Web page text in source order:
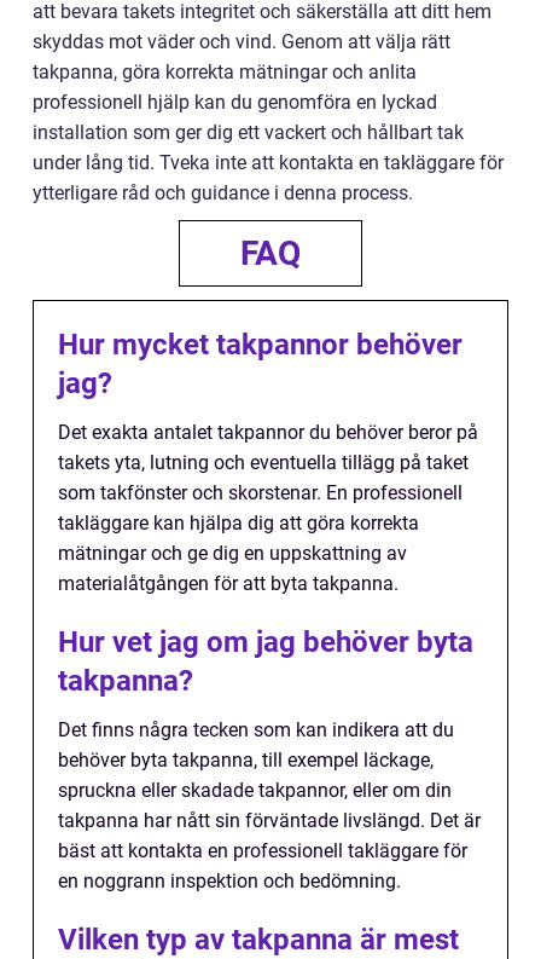
att bevara takets integritet och säkerställa att ditt hem
skyddas mot väder och vind. Genom att välja rätt
takpanna, göra korrekta mätningar och anlita
professionell hjälp kan du genomföra en lyckad
installation som ger dig ett vackert och hållbart tak
under lång tid. Tveka inte att kontakta en takläggare för
ytterligare råd och guidance i denna process.
FAQ
Hur mycket takpannor behöver
jag?
Det exakta antalet takpannor du behöver beror på
takets yta, lutning och eventuella tillägg på taket
som takfönster och skorstenar. En professionell
takläggare kan hjälpa dig att göra korrekta
mätningar och ge dig en uppskattning av
materialåtgången för att byta takpanna.
Hur vet jag om jag behöver byta
takpanna?
Det finns några tecken som kan indikera att du
behöver byta takpanna, till exempel läckage,
spruckna eller skadade takpannor, eller om din
takpanna har nått sin förväntade livslängd. Det är
bäst att kontakta en professionell takläggare för
en noggrann inspektion och bedömning.
Vilken typ av takpanna är mest